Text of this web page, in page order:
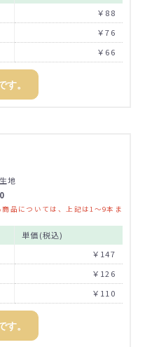
￥88
￥76
￥66
す。
地
品については、上記は1～9本ま
単価(税込)
￥147
￥126
￥110
す。